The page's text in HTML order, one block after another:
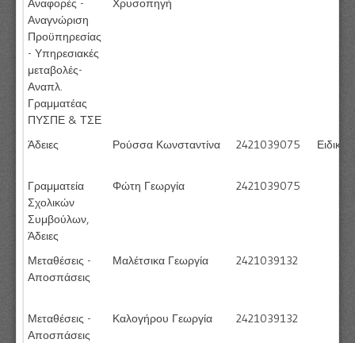
Αναφορές -
Αναγνώριση
Προϋπηρεσίας
- Υπηρεσιακές
μεταβολές-
Αναπλ.
Γραμματέας
ΠΥΣΠΕ & ΤΣΕ
Χρυσοπηγή
Άδειες Ρούσσα Κωνσταντίνα 2421039075 Ειδική
Γραμματεία
Σχολικών
Συμβούλων,
Άδειες
Φώτη Γεωργία 2421039075
Μεταθέσεις -
Αποσπάσεις
Μαλέτσικα Γεωργία 2421039132
Μεταθέσεις -
Αποσπάσεις
Καλογήρου Γεωργία 2421039132